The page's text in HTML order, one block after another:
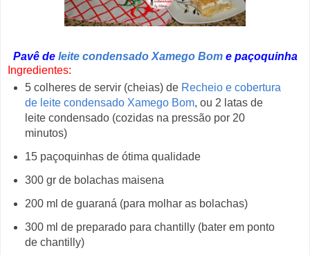
Pavê de leite condensado Xamego Bome paçoquinha
Ingredientes:
5 colheres de servir (cheias) de Recheio e cobertura
de leite condensado Xamego Bom, ou 2 latas de
leite condensado (cozidas na pressão por 20
minutos)
15 paçoquinhas de ótima qualidade
300 gr de bolachas maisena
200 ml de guaraná (para molhar as bolachas)
300 ml de preparado para chantilly (bater em ponto
de chantilly)